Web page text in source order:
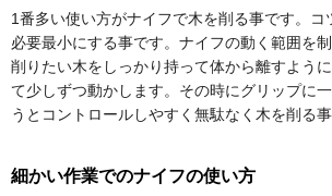
1番多い使い方がナイフで木を削る事です。コ
必要最小にする事です。ナイフの動く範囲を制
削りたい木をしっかり持って体から離すよう
て少しずつ動かします。その時にグリップに
うとコントロールしやすく無駄なく木を削る事
細かい作業でのナイフの使い方